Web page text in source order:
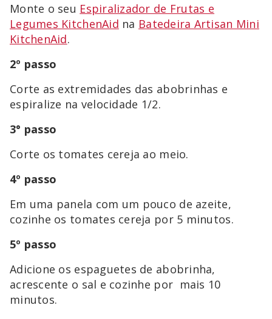
Monte o seu Espiralizador de Frutas e
Legumes KitchenAid na Batedeira Artisan Mini
KitchenAid.
2º passo
Corte as extremidades das abobrinhas e
espiralize na velocidade 1/2.
3° passo
Corte os tomates cereja ao meio.
4º passo
Em uma panela com um pouco de azeite,
cozinhe os tomates cereja por 5 minutos.
5º passo
Adicione os espaguetes de abobrinha,
acrescente o sal e cozinhe por mais 10
minutos.